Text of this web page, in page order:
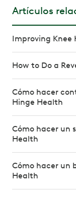
Artículos
Improving Knee
How to Do a
Cómo hacer
Hinge Health
Cómo hacer un
Health
Cómo hacer un
Health